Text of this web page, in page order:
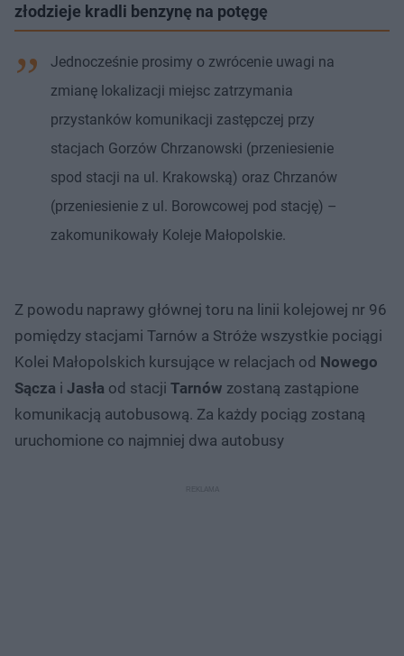
złodzieje kradli benzynę na potęgę
Jednocześnie prosimy o zwrócenie uwagi na
zmianę lokalizacji miejsc zatrzymania
przystanków komunikacji zastępczej przy
stacjach Gorzów Chrzanowski (przeniesienie
spod stacji na ul. Krakowską) oraz Chrzanów
(przeniesienie z ul. Borowcowej pod stację) –
zakomunikowały Koleje Małopolskie.
Z powodu naprawy głównej toru na linii kolejowej nr 96
pomiędzy stacjami Tarnów a Stróże wszystkie pociągi
Kolei Małopolskich kursujące w relacjach od Nowego
Sącza i Jasła od stacji Tarnów zostaną zastąpione
komunikacją autobusową. Za każdy pociąg zostaną
uruchomione co najmniej dwa autobusy